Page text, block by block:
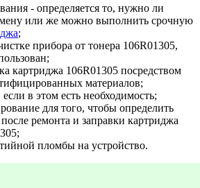
- определяется то, нужно ли
или же можно выполнить срочную
;
прибора от тонера 106R01305,
картриджа 106R01305 посредством
материалов;
в этом есть необходимость;
для того, чтобы определить
после ремонта и заправки картриджа
пломбы на устройство.